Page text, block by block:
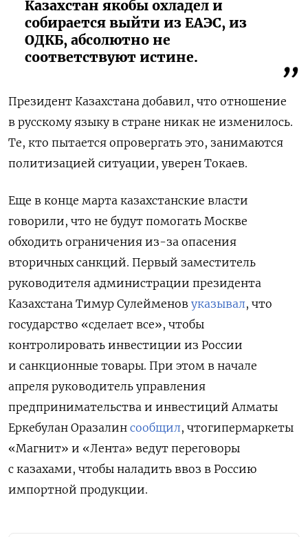
Казахстан якобы охладел и
собирается выйти из ЕАЭС, из
ОДКБ, абсолютно не
соответствуют истине.
Президент Казахстана добавил, что отношение
в русскому языку в стране никак не изменилось.
Те, кто пытается опровергать это, занимаются
политизацией ситуации, уверен Токаев.
Еще в конце марта казахстанские власти
говорили, что не будут помогать Москве
обходить ограничения из-за опасения
вторичных санкций. Первый заместитель
руководителя администрации президента
Казахстана Тимур Сулейменов указывал, что
государство «сделает все», чтобы
контролировать инвестиции из России
и санкционные товары. При этом в начале
апреля руководитель управления
предпринимательства и инвестиций Алматы
Еркебулан Оразалин сообщил, чтогипермаркеты
«Магнит» и «Лента» ведут переговоры
с казахами, чтобы наладить ввоз в Россию
импортной продукции.